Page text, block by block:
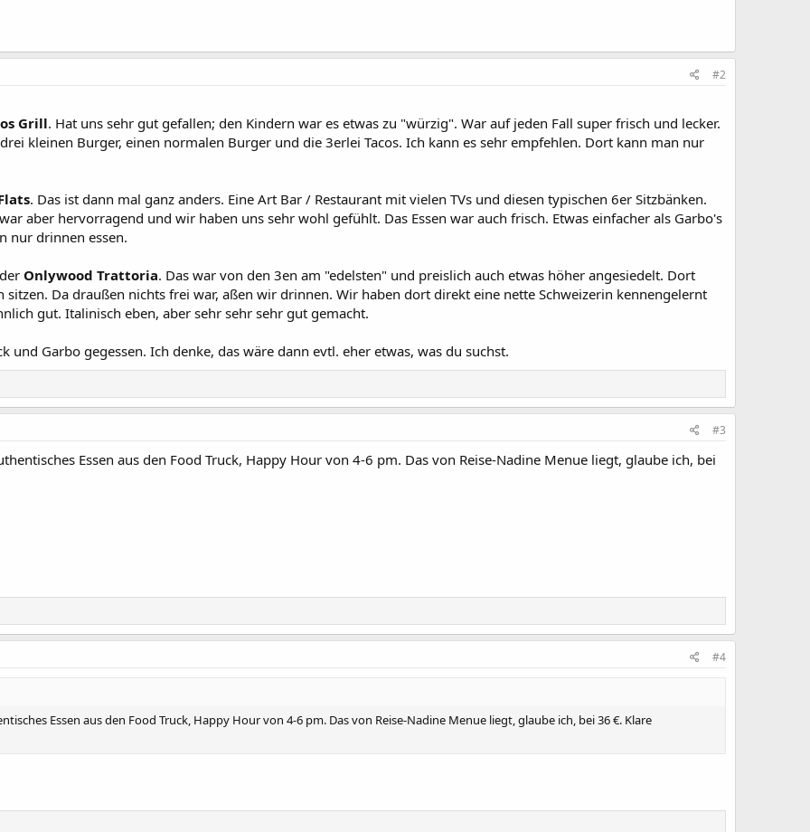
#2
Grill. Hat uns sehr gut gefallen; den Kindern war es etwas zu "würzig". War auf jeden Fall super frisch und lecker.
kleinen Burger, einen normalen Burger und die 3erlei Tacos. Ich kann es sehr empfehlen. Dort kann man nur
. Das ist dann mal ganz anders. Eine Art Bar / Restaurant mit vielen TVs und diesen typischen 6er Sitzbänken.
aber hervorragend und wir haben uns sehr wohl gefühlt. Das Essen war auch frisch. Etwas einfacher als Garbo's
nur drinnen essen.
Onlywood Trattoria. Das war von den 3en am "edelsten" und preislich auch etwas höher angesiedelt. Dort
Da draußen nichts frei war, aßen wir drinnen. Wir haben dort direkt eine nette Schweizerin kennengelernt
gut. Italinisch eben, aber sehr sehr sehr gut gemacht.
und Garbo gegessen. Ich denke, das wäre dann evtl. eher etwas, was du suchst.
#3
Essen aus den Food Truck, Happy Hour von 4-6 pm. Das von Reise-Nadine Menue liegt, glaube ich, bei
#4
Essen aus den Food Truck, Happy Hour von 4-6 pm. Das von Reise-Nadine Menue liegt, glaube ich, bei 36 €. Klare